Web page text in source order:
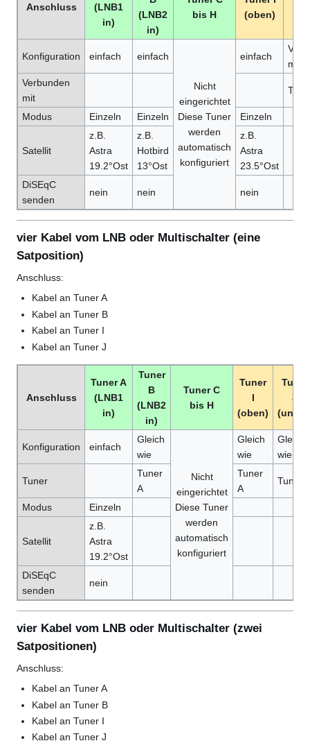
Anschluss
(LNB1
in)
(LNB2
in)
bis H
(oben)
Konfiguration einfach einfach
Nicht
eingerichtet
Diese Tuner
werden
automatisch
konfiguriert
einfach
mit
Verbunden
mit
Modus Einzeln Einzeln Einzeln
Satellit
z.B.
Astra
19.2°Ost
z.B.
Hotbird
13°Ost
z.B.
Astra
23.5°Ost
DiSEqC
senden
nein nein nein
vier Kabel vom LNB oder Multischalter (eine
Satposition)
Anschluss:
Kabel an Tuner A
Kabel an Tuner B
Kabel an Tuner I
Kabel an Tuner J
Anschluss
Tuner A
(LNB1
in)
Tuner
B
(LNB2
in)
Tuner C
bis H
Tuner
I
(oben)
Tuner
J
Konfiguration einfach
Gleich
wie
Nicht
eingerichtet
Diese Tuner
werden
automatisch
konfiguriert
Gleich
wie
Gleich
wie
Tuner
Tuner
A
Tuner
A
Tuner
Modus Einzeln
Satellit
z.B.
Astra
19.2°Ost
DiSEqC
senden
nein
vier Kabel vom LNB oder Multischalter (zwei
Satpositionen)
Anschluss:
Kabel an Tuner A
Kabel an Tuner B
Kabel an Tuner I
Kabel an Tuner J